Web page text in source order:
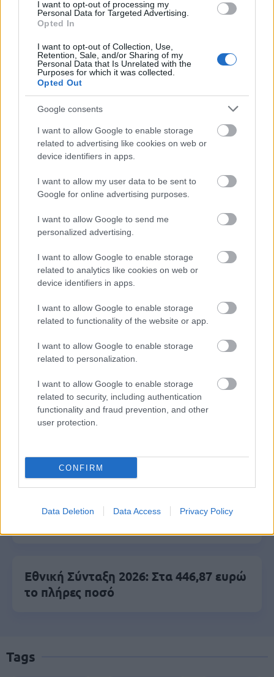
I want to opt-out of processing my
Personal Data for Targeted Advertising.
Opted In
I want to opt-out of Collection, Use,
Retention, Sale, and/or Sharing of my
Personal Data that Is Unrelated with the
Purposes for which it was collected.
Opted Out
Google consents
I want to allow Google to enable storage
related to advertising like cookies on web or
device identifiers in apps.
I want to allow my user data to be sent to
Google for online advertising purposes.
I want to allow Google to send me
personalized advertising.
I want to allow Google to enable storage
related to analytics like cookies on web or
device identifiers in apps.
I want to allow Google to enable storage
related to functionality of the website or app.
I want to allow Google to enable storage
related to personalization.
I want to allow Google to enable storage
related to security, including authentication
functionality and fraud prevention, and other
user protection.
CONFIRM
Data Deletion Data Access Privacy Policy
ΑΣΕΠ: Εξ αποστάσεως η πιο Εύκολη
Πιστοποίηση Υπολογιστών σε 2
μέρες
Μάθε πρώτος όλες τις σημαντικές
ειδήσεις.
Βάλε το proson.gr στα αποτελέσματα
Δημοφιλείς Ειδήσεις
κανονισμός για δόκιμους – Τι αλλάζει
εκπαίδευση
υποψήφιοι για την ΑΕΜΥ
Σχολεία: 42 προσλήψεις καθαριστών
Εθνική Σύνταξη 2026: Στα 446,87 ευρώ
το πλήρες ποσό
Tags